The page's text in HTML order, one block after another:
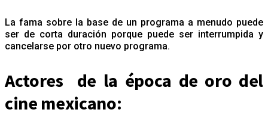
La fama sobre la base de un programa a menudo puede
ser de corta duración porque puede ser interrumpida y
cancelarse por otro nuevo programa.
Actores de la época de oro del
cine mexicano: